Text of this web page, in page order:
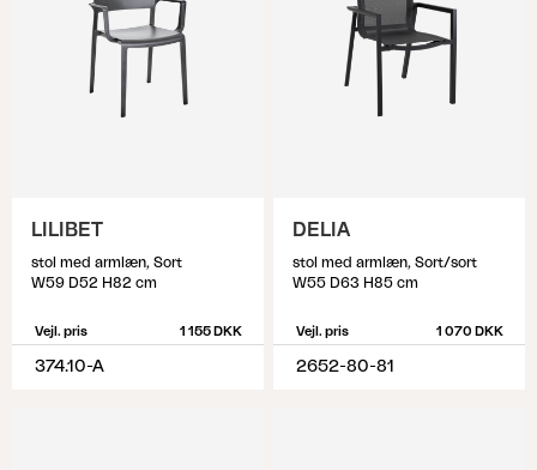
LILIBET
stol med armlæn, Sort
W59 D52 H82 cm
Vejl. pris 1 155 DKK
374.10-A
DELIA
stol med armlæn, Sort/sort
W55 D63 H85 cm
Vejl. pris 1 070 DKK
2652-80-81